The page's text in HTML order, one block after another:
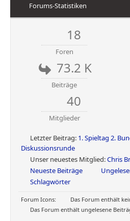
Forums-Statistiken
18
Foren
73.2 K
Beiträge
40
Mitglieder
Letzter Beitrag: 1. Spieltag 2.
Diskussionsrunde
Unser neuestes Mitglied:Chris
Neueste Beiträge
Schlagwörter
Forum Icons:
Das Forum enthält
Das Forum enthält ungelesene